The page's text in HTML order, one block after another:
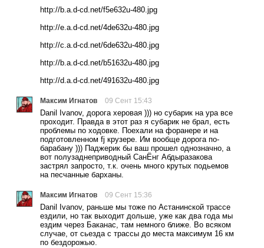
http://b.a.d-cd.net/f5e632u-480.jpg
http://e.a.d-cd.net/4de632u-480.jpg
http://c.a.d-cd.net/6de632u-480.jpg
http://b.a.d-cd.net/b51632u-480.jpg
http://d.a.d-cd.net/491632u-480.jpg
Максим Игнатов 09 Сент 15:43
Danil Ivanov, дорога херовая ))) но субарик на ура все
проходит. Правда в этот раз я субарик не брал, есть
проблемы по ходовке. Поехали на форанере и на
подготовленном fj крузере. Им вообще дорога по-
барабану ))) Паджерик бы ваш прошел однозначно, а
вот полузаднеприводный СанЁнг Абдыразакова
застрял запросто, т.к. очень много крутых подьемов
на песчанные барханы.
Максим Игнатов 09 Сент 15:36
Danil Ivanov, раньше мы тоже по Астанинской трассе
ездили, но так выходит дольше, уже как два года мы
ездим через Баканас, там немного ближе. Во всяком
случае, от сьезда с трассы до места максимум 16 км
по бездорожью.